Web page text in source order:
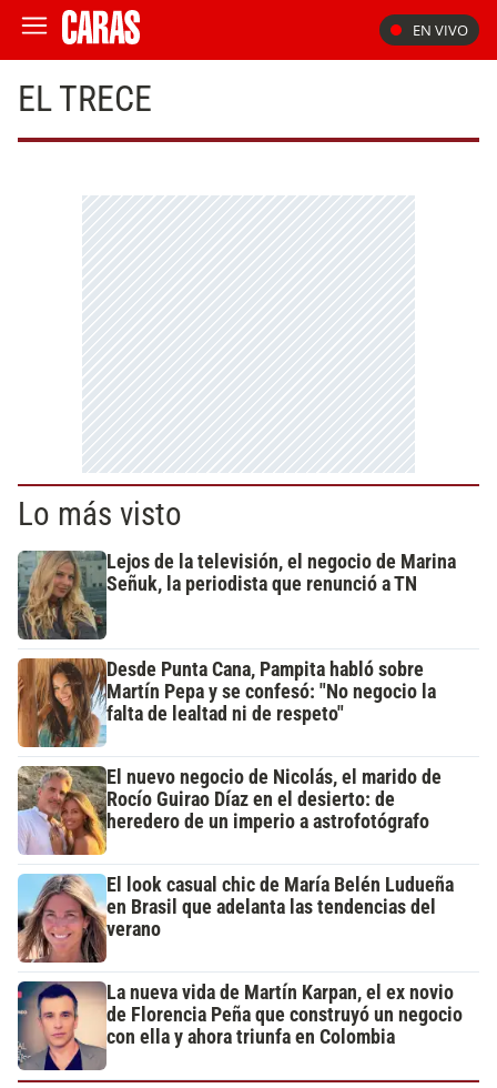
EN VIVO
EL TRECE
Lo más visto
Lejos de la televisión, el negocio de Marina
Señuk, la periodista que renunció a TN
Desde Punta Cana, Pampita habló sobre
Martín Pepa y se confesó: "No negocio la
falta de lealtad ni de respeto"
El nuevo negocio de Nicolás, el marido de
Rocío Guirao Díaz en el desierto: de
heredero de un imperio a astrofotógrafo
El look casual chic de María Belén Ludueña
en Brasil que adelanta las tendencias del
verano
La nueva vida de Martín Karpan, el ex novio
de Florencia Peña que construyó un negocio
con ella y ahora triunfa en Colombia